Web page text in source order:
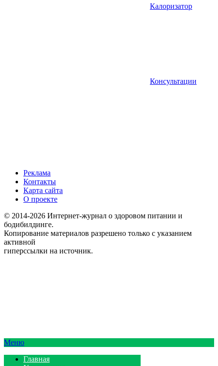
Калоризатор
Консультации
Реклама
Контакты
Карта сайта
О проекте
© 2014-2026 Интернет-журнал о здоровом питании и
бодибилдинге.
Копирование материалов разрешено только с указанием
активной
гиперссылки на источник.
Меню
Главная